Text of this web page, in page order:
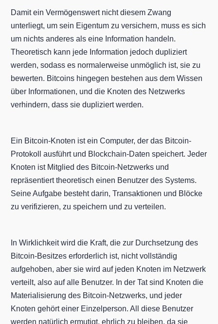
Damit ein Vermögenswert nicht diesem Zwang
unterliegt, um sein Eigentum zu versichern, muss es sich
um nichts anderes als eine Information handeln.
Theoretisch kann jede Information jedoch dupliziert
werden, sodass es normalerweise unmöglich ist, sie zu
bewerten. Bitcoins hingegen bestehen aus dem Wissen
über Informationen, und die Knoten des Netzwerks
verhindern, dass sie dupliziert werden.
Ein Bitcoin-Knoten ist ein Computer, der das Bitcoin-
Protokoll ausführt und Blockchain-Daten speichert. Jeder
Knoten ist Mitglied des Bitcoin-Netzwerks und
repräsentiert theoretisch einen Benutzer des Systems.
Seine Aufgabe besteht darin, Transaktionen und Blöcke
zu verifizieren, zu speichern und zu verteilen.
In Wirklichkeit wird die Kraft, die zur Durchsetzung des
Bitcoin-Besitzes erforderlich ist, nicht vollständig
aufgehoben, aber sie wird auf jeden Knoten im Netzwerk
verteilt, also auf alle Benutzer. In der Tat sind Knoten die
Materialisierung des Bitcoin-Netzwerks, und jeder
Knoten gehört einer Einzelperson. All diese Benutzer
werden natürlich ermutigt, ehrlich zu bleiben, da sie